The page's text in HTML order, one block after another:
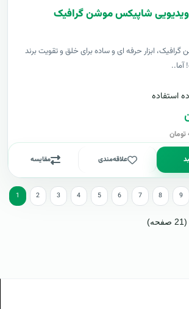
گرافیک، ابزار حرفه ای و ساده برای خلق و تقویت برند
آما..
استفاده
علاقه‌مندی مقایسه
1 2 3 4 5 6 7 8 9